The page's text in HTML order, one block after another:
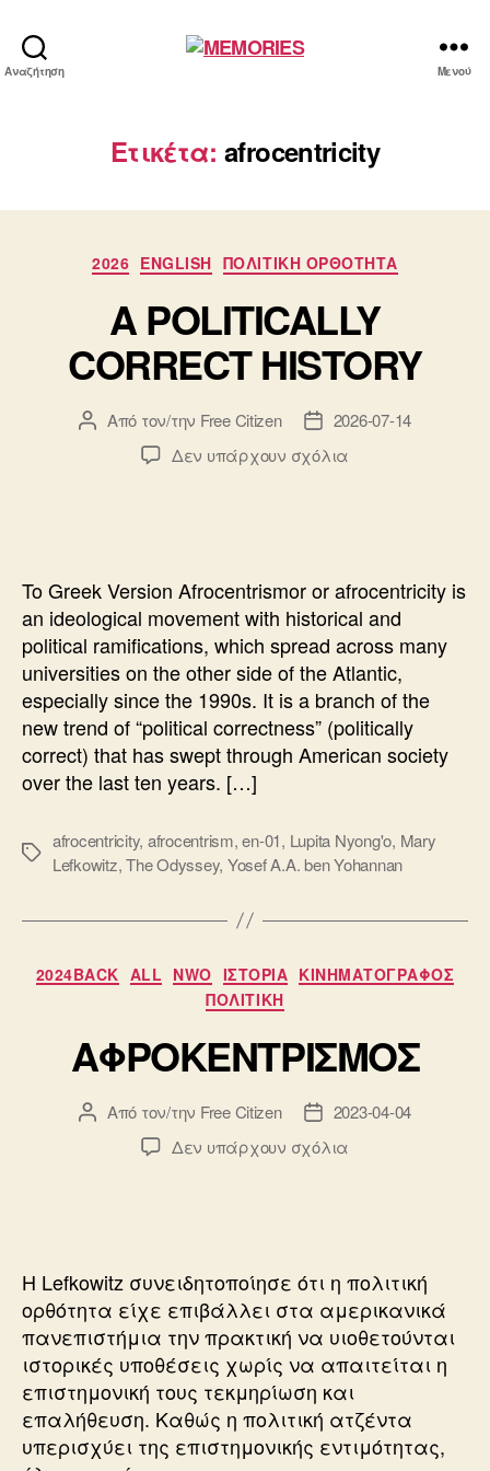
Αναζήτηση Μενού
Ετικέτα: afrocentricity
Κατηγορίες
2026 ENGLISH ΠΟΛΙΤΙΚΗ ΟΡΘΟΤΗΤΑ
A POLITICALLY
CORRECT HISTORY
Συντάκτης
άρθρου
Από τον/την Free Citizen
Ημ.
δημοσίευσης
2026-07-14
Δεν υπάρχουν σχόλια
To Greek Version Afrocentrismor or afrocentricity is
an ideological movement with historical and
political ramifications, which spread across many
universities on the other side of the Atlantic,
especially since the 1990s. It is a branch of the
new trend of “political correctness” (politically
correct) that has swept through American society
over the last ten years. […]
Ετικέτες
afrocentricity, afrocentrism,en-01, Lupita Nyong'o, Mary
Lefkowitz,The Odyssey, Yosef A.A. ben Yohannan
Κατηγορίες
2024BACK ALL NWO ΙΣΤΟΡΙΑ ΚΙΝΗΜΑΤΟΓΡΑΦΟΣ
ΠΟΛΙΤΙΚΗ
ΑΦΡΟΚΕΝΤΡΙΣΜΟΣ
Συντάκτης
άρθρου
Από τον/την Free Citizen
Ημ.
δημοσίευσης
2023-04-04
Δεν υπάρχουν σχόλια
Η Lefkowitz συνειδητοποίησε ότι η πολιτική
ορθότητα είχε επιβάλλει στα αμερικανικά
πανεπιστήμια την πρακτική να υιοθετούνται
ιστορικές υποθέσεις χωρίς να απαιτείται η
επιστημονική τους τεκμηρίωση και
επαλήθευση. Καθώς η πολιτική ατζέντα
υπερισχύει της επιστημονικής εντιμότητας,